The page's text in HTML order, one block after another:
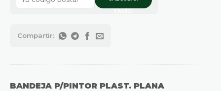
BANDEJA P/PINTOR PLAST. PLANA